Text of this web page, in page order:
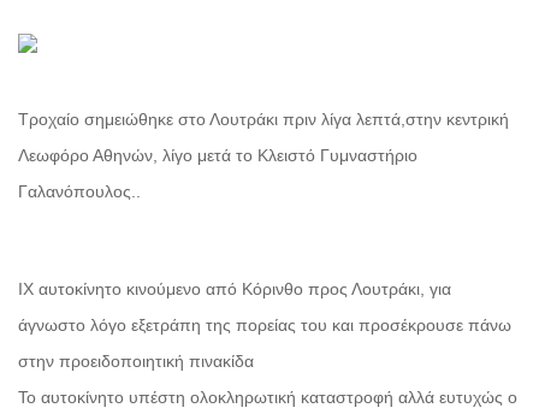
Τροχαίο σημειώθηκε στο Λουτράκι πριν λίγα λεπτά,στην κεντρική
Λεωφόρο Αθηνών, λίγο μετά το Κλειστό Γυμναστήριο
Γαλανόπουλος..
ΙΧ αυτοκίνητο κινούμενο από Κόρινθο προς Λουτράκι, για
άγνωστο λόγο εξετράπη της πορείας του και προσέκρουσε πάνω
στην προειδοποιητική πινακίδα
To αυτοκίνητο υπέστη ολοκληρωτική καταστροφή αλλά ευτυχώς ο